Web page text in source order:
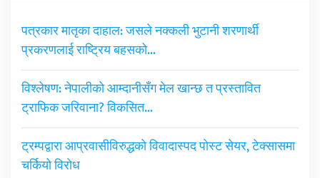
पत्रकार मातृका दाहाल: जसले नक्कली भुटानी शरणार्थी
प्रकरणलाई राष्ट्रिय बहसको…
विश्लेषण: नेपालीको आम्दानीसँग मेल खान्छ त प्रस्तावित
ट्राफिक जरिवाना? विकसित…
ट्रम्पद्वारा आप्रवासीविरुद्धको विवादास्पद पोस्ट सेयर, टेक्सासमा
चर्कियो विरोध